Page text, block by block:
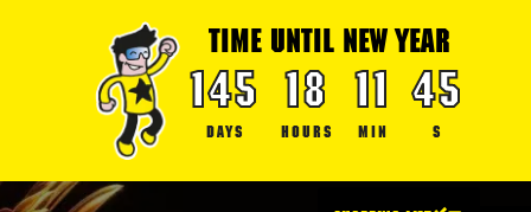
TIME UNTIL NEW YEAR
145
DAYS
18
HOURS
11
MIN
45
S